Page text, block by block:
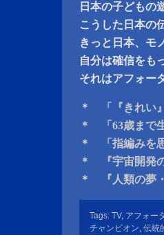
日本の子どもの
こうした日本の
きっと日本、モ
自分は確信をも
それはアフォー
＊ 「『きれい
＊ 「63歳まで
＊ 「指編みを
＊ 『宇宙開発
＊ 『人類の夢
Tags: TV, アフォー
チャンピオン, 伝統